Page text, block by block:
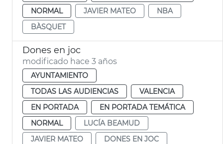
NORMAL
JAVIER MATEO
NBA
BÀSQUET
Dones en joc
modificado hace 3 años
AYUNTAMIENTO
TODAS LAS AUDIENCIAS
VALENCIA
EN PORTADA
EN PORTADA TEMÁTICA
NORMAL
LUCÍA BEAMUD
JAVIER MATEO
DONES EN JOC